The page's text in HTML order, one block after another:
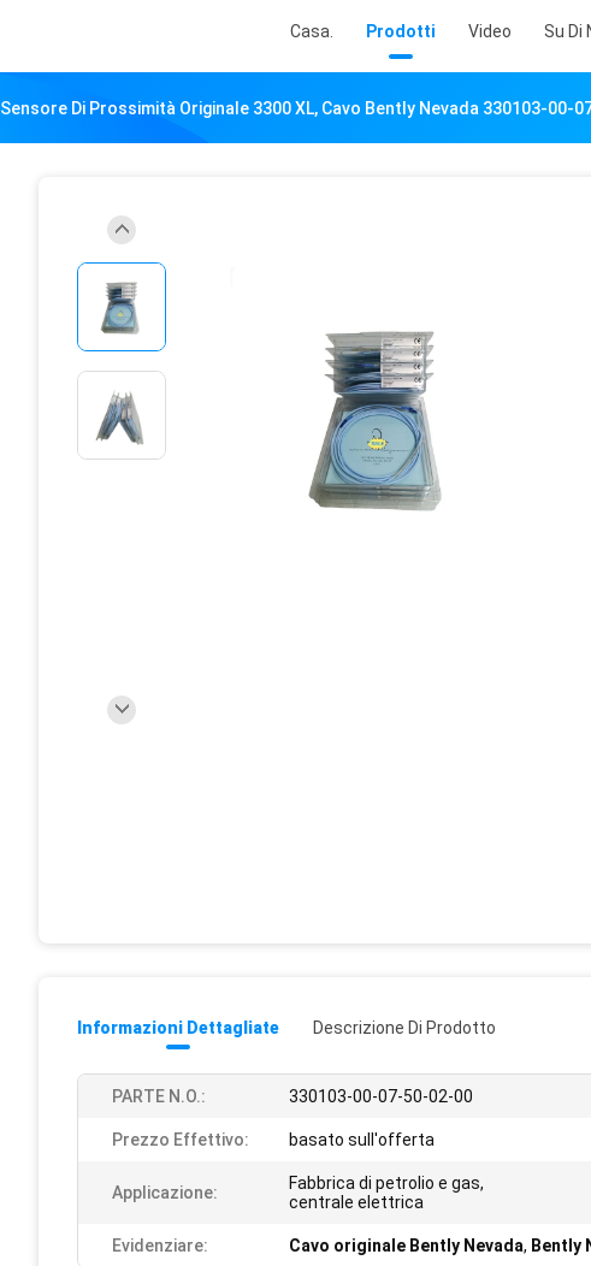
Casa. Prodotti Video Su Di
Sensore Di Prossimità Originale 3300 XL, Cavo Bently Nevada 330103-00-
Informazioni Dettagliate Descrizione Di Prodotto
PARTE N.O.: 330103-00-07-50-02-00
Prezzo Effettivo: basato sull'offerta
Applicazione:
Fabbrica di petrolio e gas,
centrale elettrica
Evidenziare: Cavo originale Bently Nevada, Bently